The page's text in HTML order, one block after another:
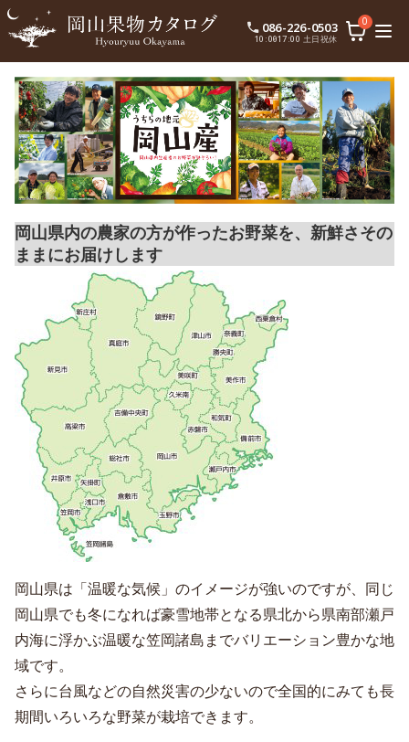
086-226-0503
10:00〜17:00 土日祝休
0
岡山県内の農家の方が作ったお野菜を、新鮮さその
ままにお届けします
岡山県は「温暖な気候」のイメージが強いのですが、同じ
岡山県でも冬になれば豪雪地帯となる県北から県南部瀬戸
内海に浮かぶ温暖な笠岡諸島までバリエーション豊かな地
域です。
さらに台風などの自然災害の少ないので全国的にみても長
期間いろいろな野菜が栽培できます。